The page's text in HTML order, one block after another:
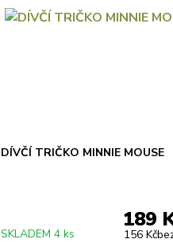
DÍVČÍ TRIČKO MINNIE MOUSE
189
156 Kč
SKLADEM 4 ks